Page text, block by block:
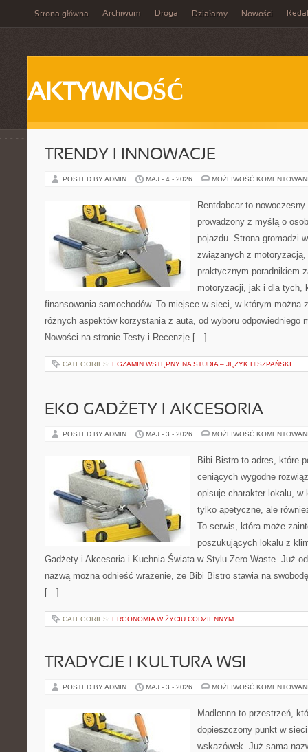
Strona główna Archiwum Droga Działamy Nowości
AKTYWNOŚĆ
TRENDY I INNOWACJE
POSTED BY ADMIN MAJ - 4 - 2026 MOŻLIWOŚĆ
Rentdabcar to
prowadzony z myślą o
pojazdu. Strona gromadzi
związanych z
praktycznym poradnikiem
motoryzacji, jak i dla tych,
finansowania samochodów. To miejsce w sieci, w którym można
różnych aspektów korzystania z auta, od wyboru odpowiedniego
Nowości na stronie Testy i Recenzje […]
CATEGORIES: EGZAMIN WSTĘPNY NA STUDIA – JĘZYK HISZPAŃSKI
EKO GADŻETY I AKCESORIA
POSTED BY ADMIN MAJ - 3 - 2026 MOŻLIWOŚĆ
Bibi Bistro to adres, które
ceniących wygodne
opisuje charakter lokalu, w
tylko apetyczne, ale
To serwis, która może
poszukujących lokalu z
Gadżety i Akcesoria i Kuchnia Świata w Stylu Zero-Waste. Już
nazwą można odnieść wrażenie, że Bibi Bistro stawia na
[…]
CATEGORIES: ERGONOMIA W ŻYCIU CODZIENNYM
TRADYCJE I KULTURA WSI
POSTED BY ADMIN MAJ - 3 - 2026 MOŻLIWOŚĆ
Madlennn to przestrzeń,
dopieszczony punkt w
wskazówek. Już sama